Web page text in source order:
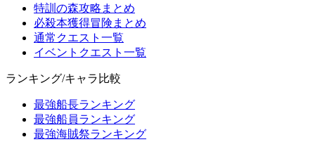
特訓の森攻略まとめ
必殺本獲得冒険まとめ
通常クエスト一覧
イベントクエスト一覧
ランキング/キャラ比較
最強船長ランキング
最強船員ランキング
最強海賊祭ランキング